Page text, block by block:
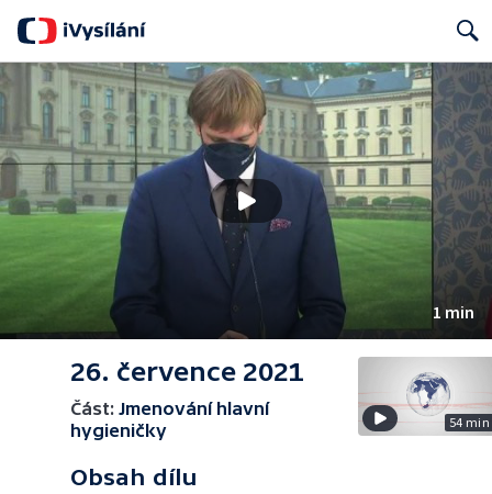
Search
1 min
26. července 2021
Část: Jmenování hlavní
hygieničky
Obsah dílu
54 min